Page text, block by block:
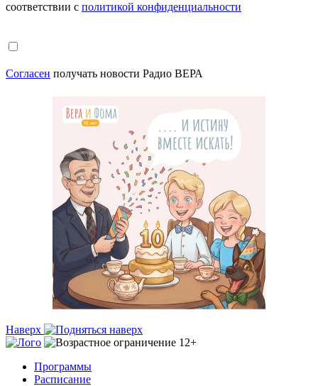
соответствии с политикой конфиденциальности
Согласен получать новости Радио ВЕРА
Наверх
Программы
Расписание